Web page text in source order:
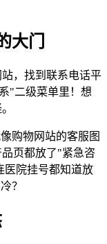
大门
，找到联系电话平
"二级菜单里！想
购物网站的客服图
页都放了"紧急咨
医院挂号都知道放
？